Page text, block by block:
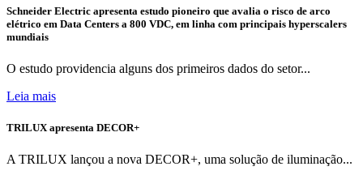
Schneider Electric apresenta estudo pioneiro que avalia o risco de arco
elétrico em Data Centers a 800 VDC, em linha com principais hyperscalers
mundiais
O estudo providencia alguns dos primeiros dados do setor...
Leia mais
TRILUX apresenta DECOR+
A TRILUX lançou a nova DECOR+, uma solução de iluminação...